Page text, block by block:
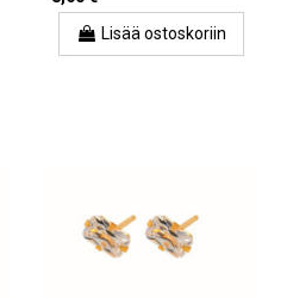
Lisää ostoskoriin